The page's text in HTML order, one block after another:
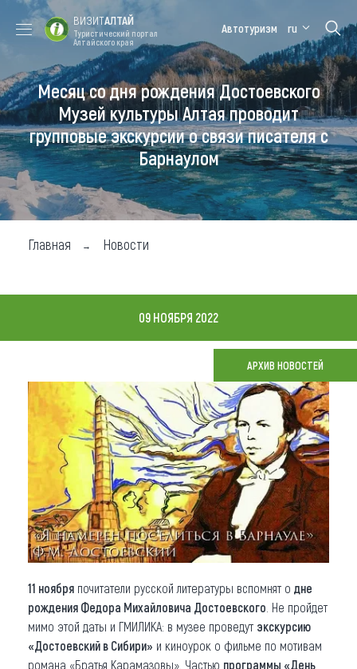
Форум VISIT
ALTAI
Цветение
маральника
Медицинский
форум
Алтайская
зимовка
Туры
Где побывать
Чем заняться
Где остановиться
Что привезти (сувениры)
О регионе
Коллекция впечатлений
Другие рубрики
ВИЗИТАЛТАЙ
Туристический портал
Алтайского края
Автотуризм ru
Месяц со дня рождения Достоевского
Музей культуры Алтая проводит
групповые экскурсии о связи писателя с
Барнаулом
Главная Новости
09 НОЯБРЯ 2022
АРХИВ НОВОСТЕЙ
11 ноября почитатели русской литературы вспомнят о дне
рождения Федора Михайловича Достоевского . Не пройдет
мимо этой даты и ГМИЛИКА: в музее проведут экскурсию
«Достоевский в Сибири» и киноурок о фильме по мотивам
романа «Братья Карамазовы». Частью программы «День